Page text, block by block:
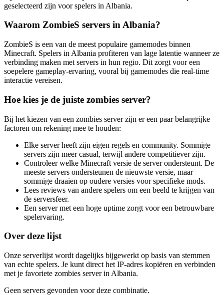
geselecteerd zijn voor spelers in Albania.
Waarom ZombieS servers in Albania?
ZombieS is een van de meest populaire gamemodes binnen
Minecraft. Spelers in Albania profiteren van lage latentie wanneer ze
verbinding maken met servers in hun regio. Dit zorgt voor een
soepelere gameplay-ervaring, vooral bij gamemodes die real-time
interactie vereisen.
Hoe kies je de juiste zombies server?
Bij het kiezen van een zombies server zijn er een paar belangrijke
factoren om rekening mee te houden:
Elke server heeft zijn eigen regels en community. Sommige
servers zijn meer casual, terwijl andere competitiever zijn.
Controleer welke Minecraft versie de server ondersteunt. De
meeste servers ondersteunen de nieuwste versie, maar
sommige draaien op oudere versies voor specifieke mods.
Lees reviews van andere spelers om een beeld te krijgen van
de serversfeer.
Een server met een hoge uptime zorgt voor een betrouwbare
spelervaring.
Over deze lijst
Onze serverlijst wordt dagelijks bijgewerkt op basis van stemmen
van echte spelers. Je kunt direct het IP-adres kopiëren en verbinden
met je favoriete zombies server in Albania.
Geen servers gevonden voor deze combinatie.